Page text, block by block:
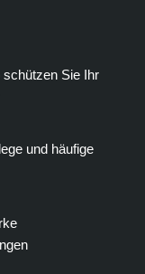
Sie Ihr
und häufige